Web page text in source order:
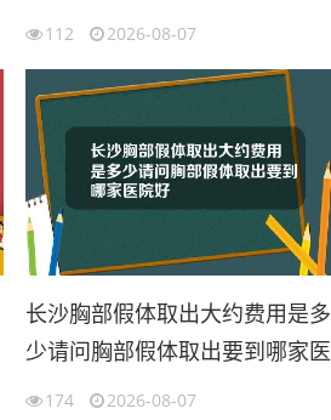
112 2026-08-07
长沙胸部假体取出大约费用是多
少请问胸部假体取出要到哪家医
院好
174 2026-08-07